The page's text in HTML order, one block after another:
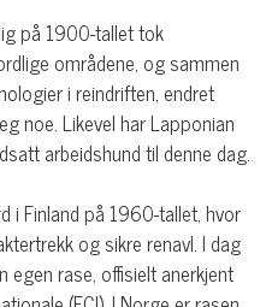
på 1900-tallet tok
områdene, og sammen
i reindriften, endret
noe. Likevel har Lapponian
arbeidshund til denne dag.
i Finland på 1960-tallet, hvor
og sikre renavl. I dag
rase, offisielt anerkjent